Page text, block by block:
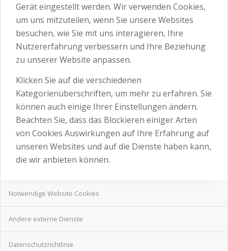
Gerät eingestellt werden. Wir verwenden Cookies,
um uns mitzuteilen, wenn Sie unsere Websites
besuchen, wie Sie mit uns interagieren, Ihre
Nutzererfahrung verbessern und Ihre Beziehung
zu unserer Website anpassen.
Klicken Sie auf die verschiedenen
Kategorienüberschriften, um mehr zu erfahren. Sie
können auch einige Ihrer Einstellungen ändern.
Beachten Sie, dass das Blockieren einiger Arten
von Cookies Auswirkungen auf Ihre Erfahrung auf
unseren Websites und auf die Dienste haben kann,
die wir anbieten können.
Notwendige Website Cookies
Andere externe Dienste
Datenschutzrichtlinie